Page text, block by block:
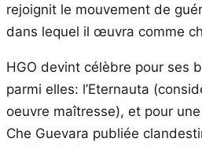
rejoignit le mouvement de
dans lequel il œuvra comme
HGO devint célèbre pour ses
parmi elles: l’Eternauta
oeuvre maîtresse), et pour
Che Guevara publiée